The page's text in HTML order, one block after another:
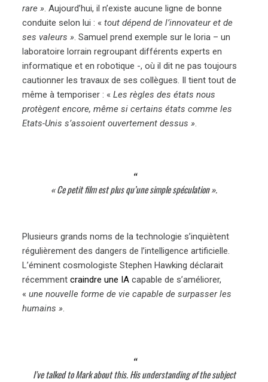
rare ». Aujourd’hui, il n’existe aucune ligne de bonne
conduite selon lui : «tout dépend de l’innovateur et de
ses valeurs ». Samuel prend exemple sur le loria – un
laboratoire lorrain regroupant différents experts en
informatique et en robotique -, où il dit ne pas toujours
cautionner les travaux de ses collègues. Il tient tout de
même à temporiser : «Les règles des états nous
protègent encore, même si certains états comme les
Etats-Unis s’assoient ouvertement dessus ».
« Ce petit film est plus qu’une simple spéculation ».
Plusieurs grands noms de la technologie s’inquiètent
régulièrement des dangers de l’intelligence artificielle.
L’éminent cosmologiste Stephen Hawking déclarait
récemmentcraindre une IA capable de s’améliorer,
«une nouvelle forme de vie capable de surpasser les
humains ».
I've talked to Mark about this. His understanding of the subject